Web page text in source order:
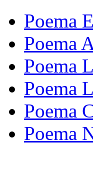
Poema
Poema
Poema
Poema
Poema
Poema